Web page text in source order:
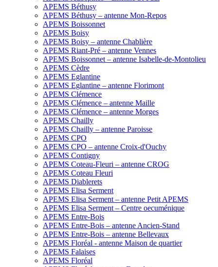
APEMS Béthusy
APEMS Béthusy – antenne Mon-Repos
APEMS Boissonnet
APEMS Boisy
APEMS Boisy – antenne Chablière
APEMS Riant-Pré – antenne Vennes
APEMS Boissonnet – antenne Isabelle-de-Montolieu
APEMS Cèdre
APEMS Eglantine
APEMS Eglantine – antenne Florimont
APEMS Clémence
APEMS Clémence – antenne Maille
APEMS Clémence – antenne Morges
APEMS Chailly
APEMS Chailly – antenne Paroisse
APEMS CPO
APEMS CPO – antenne Croix-d'Ouchy
APEMS Contigny
APEMS Coteau-Fleuri – antenne CROG
APEMS Coteau Fleuri
APEMS Diablerets
APEMS Elisa Serment
APEMS Elisa Serment – antenne Petit APEMS
APEMS Elisa Serment – Centre oecuménique
APEMS Entre-Bois
APEMS Entre-Bois – antenne Ancien-Stand
APEMS Entre-Bois – antenne Bellevaux
APEMS Floréal - antenne Maison de quartier
APEMS Falaises
APEMS Floréal